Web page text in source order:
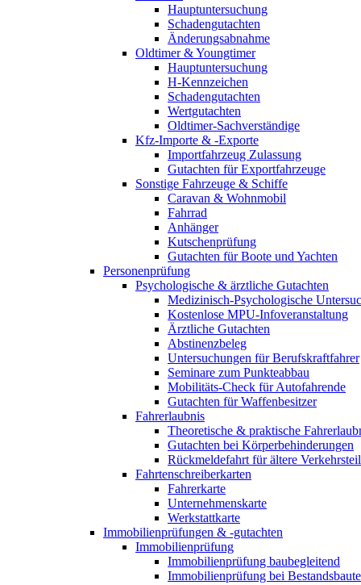
Hauptuntersuchung
Schadengutachten
Änderungsabnahme
Oldtimer & Youngtimer
Hauptuntersuchung
H-Kennzeichen
Schadengutachten
Wertgutachten
Oldtimer-Sachverständige
Kfz-Importe & -Exporte
Importfahrzeug Zulassung
Gutachten für Exportfahrzeuge
Sonstige Fahrzeuge & Schiffe
Caravan & Wohnmobil
Fahrrad
Anhänger
Kutschenprüfung
Gutachten für Boote und Yachten
Personenprüfung
Psychologische & ärztliche Gutachten
Medizinisch-Psychologische
Kostenlose MPU-Infoveranstaltung
Ärztliche Gutachten
Abstinenzbeleg
Untersuchungen für Berufskraftfahrer
Seminare zum Punkteabbau
Mobilitäts-Check für Autofahrende
Gutachten für Waffenbesitzer
Fahrerlaubnis
Theoretische & praktische
Gutachten bei Körperbehinderungen
Rückmeldefahrt für ältere
Fahrtenschreiberkarten
Fahrerkarte
Unternehmenskarte
Werkstattkarte
Immobilienprüfungen & -gutachten
Immobilienprüfung
Immobilienprüfung baubegleitend
Immobilienprüfung bei